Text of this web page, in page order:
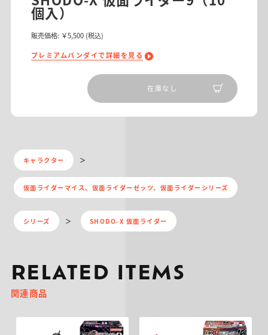
個入）
販売価格: ￥5,500 (税込)
プレミアムバンダイで詳細を見る
在庫なし
キャラクター
仮面ライダーマイス、仮面ライダーゼッツ、仮面ライダーシリーズ
シリーズ SHODO-X 仮面ライダー
RELATED ITEMS
関連商品